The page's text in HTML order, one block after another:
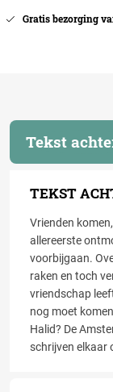
Gratis bezorging
Tekst
TEKST
Vrienden
allereerste
voorbijgaan.
raken en toch
vriendschap
nog moet
Halid? De
schrijven elkaar